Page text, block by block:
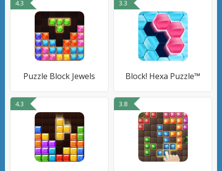
4.3
Puzzle Block Jewels
3.3
Block! Hexa Puzzle™
4.3 3.8